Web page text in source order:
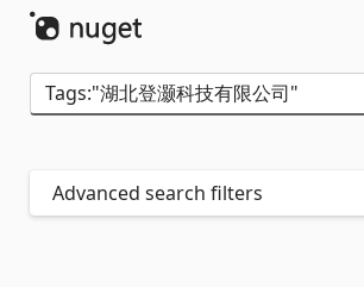
Advanced search filters